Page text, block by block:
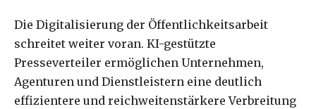
Die Digitalisierung der Öffentlichkeitsarbeit
schreitet weiter voran. KI-gestützte
Presseverteiler ermöglichen Unternehmen,
Agenturen und Dienstleistern eine deutlich
effizientere und reichweitenstärkere Verbreitung